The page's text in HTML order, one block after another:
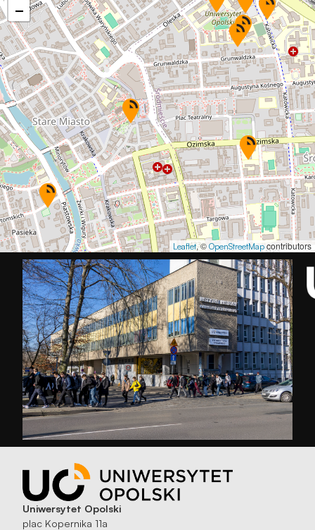
−
Leaflet, © OpenStreetMap contributors
Uniwersytet Opolski
plac Kopernika 11a